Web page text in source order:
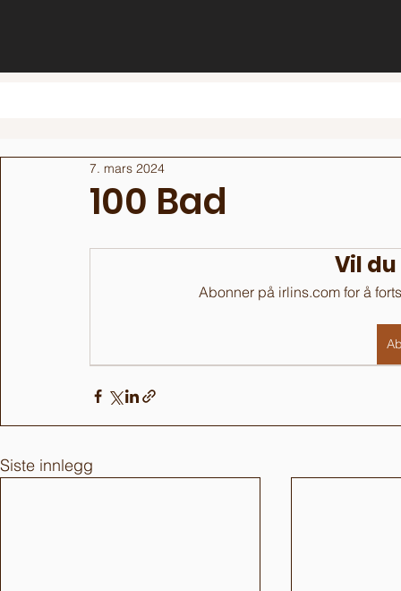
100 Bad
7. mars 2024
Vil
Abonner på irlins.com for å
Siste innlegg